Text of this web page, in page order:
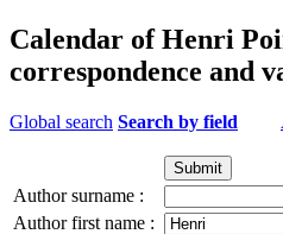
Calendar of Henri
correspondence and
Global search Search by field
Author surname :
Author first name :